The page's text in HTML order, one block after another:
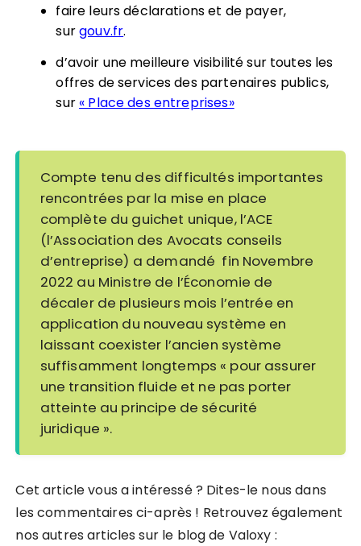
faire leurs déclarations et de payer,
surgouv.fr.
d’avoir une meilleure visibilité sur toutes les
offres de services des partenaires publics,
sur « Place des entreprises»
Compte tenu des difficultés importantes
rencontrées par la mise en place
complète du guichet unique, l’ACE
(l’Association des Avocats conseils
d’entreprise) a demandé fin Novembre
2022 au Ministre de l’Économie de
décaler de plusieurs mois l’entrée en
application du nouveau système en
laissant coexister l’ancien système
suffisamment longtemps « pour assurer
une transition fluide et ne pas porter
atteinte au principe de sécurité
juridique ».
Cet article vous a intéressé ? Dites-le nous dans
les commentaires ci-après ! Retrouvez également
nos autres articles sur le blog de Valoxy :